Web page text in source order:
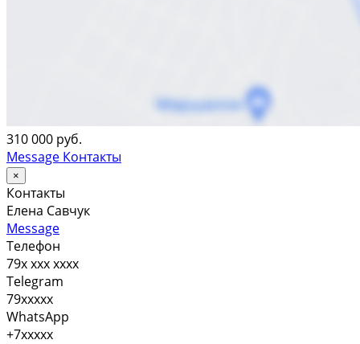
310 000 руб.
Message Контакты
×
Контакты
Елена Савчук
Message
Телефон
79x xxx xxxx
Telegram
79xxxxx
WhatsApp
+7xxxxx